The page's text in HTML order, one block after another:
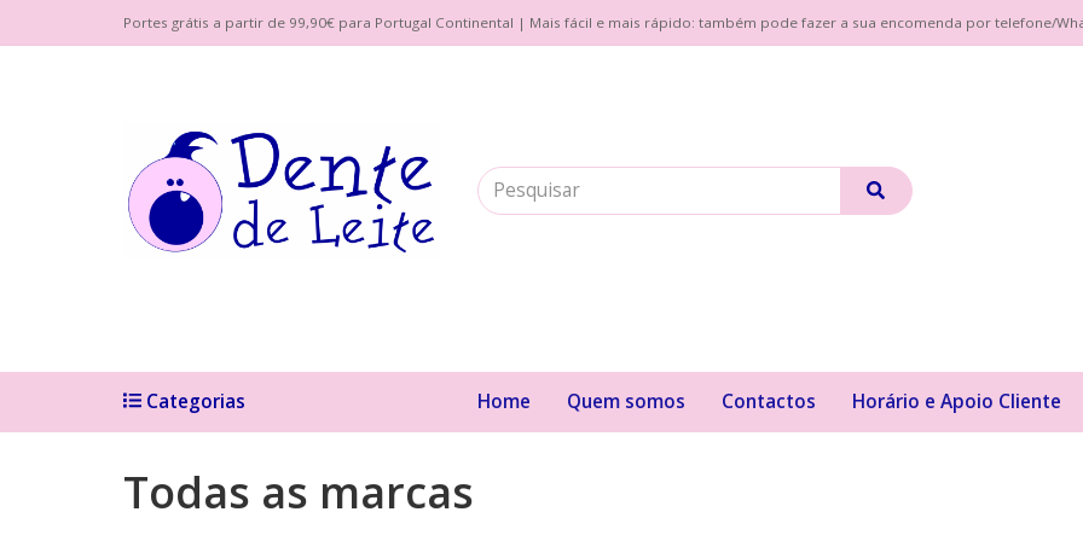
Portes grátis a partir de 99,90€ para Portugal Continental | Mais fácil e mais rápido: também pode fazer a sua encomenda por telefone/
Home Quem somos Contactos Horário e Apoio Cliente
Categorias
Todas as marcas